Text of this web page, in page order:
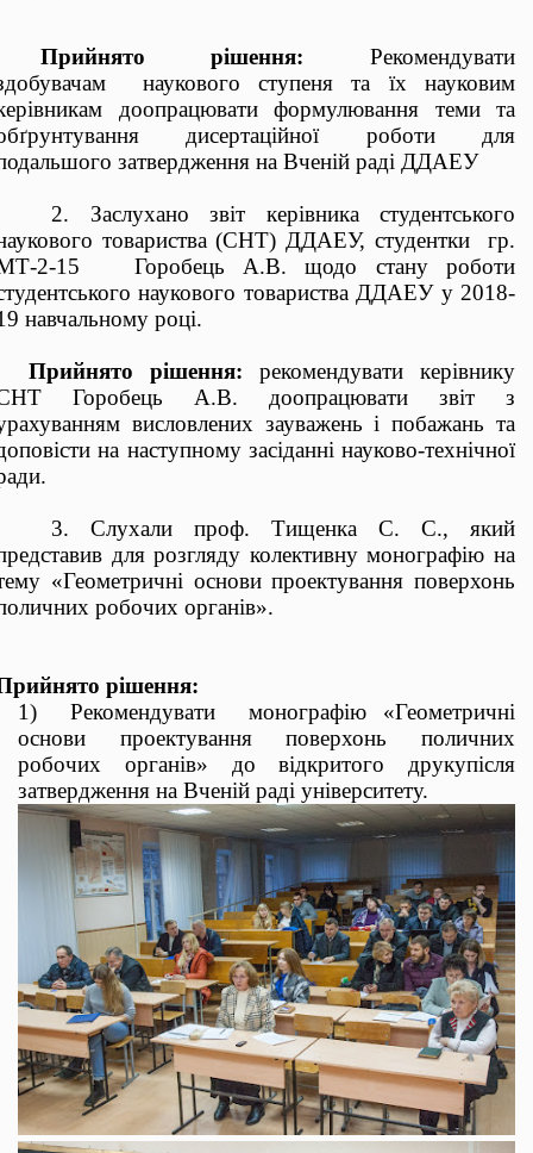
Прийнято рішення: Рекомендувати
наукового ступеня та їх науковим
доопрацювати формулювання теми та
дисертаційної роботи для
затвердження на Вченій раді ДДАЕУ
2. Заслухано звіт керівника студентського
товариства (СНТ) ДДАЕУ, студентки
гр.
2-15
Горобець А.В. щодо стану роботи
наукового товариства ДДАЕУ у 2018-
навчальному році.
Прийнято рішення: рекомендувати керівнику
Горобець А.В.доопрацювати звіт з
висловлених зауважень і побажань та
на наступному засіданні науково-технічної
3. Слухалипроф. Тищенка С. С., який
для розгляду колективну монографію на
«Геометричні основи проектування поверхонь
робочих органів».
рішення:
1)
Рекомендувати монографію «Геометричні
основи проектування поверхонь поличних
робочих органів» до відкритого друкупісля
затвердження на Вченій раді університету.